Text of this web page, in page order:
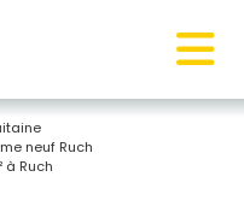
neuf Ruch
à Ruch